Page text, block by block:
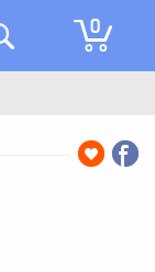
0